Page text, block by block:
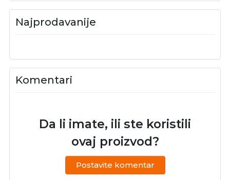
Najprodavanije
Komentari
Da li imate, ili ste koristili
ovaj proizvod?
Postavite komentar